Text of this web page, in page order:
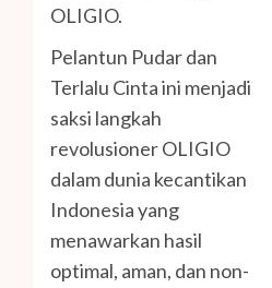
OLIGIO.
Pelantun Pudar dan
Terlalu Cinta ini menjadi
saksi langkah
revolusioner OLIGIO
dalam dunia kecantikan
Indonesia yang
menawarkan hasil
optimal, aman, dan non-